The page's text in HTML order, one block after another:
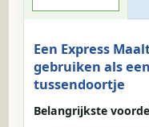
Een Express
gebruiken als
tussendoortje
Belangrijkste